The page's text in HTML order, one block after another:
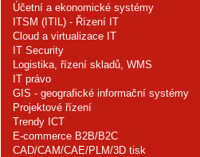
Účetní a ekonomické systémy
ITSM (ITIL) - Řízení IT
Cloud a virtualizace IT
IT Security
Logistika, řízení skladů, WMS
IT právo
GIS - geografické informační systémy
Projektové řízení
Trendy ICT
E-commerce B2B/B2C
CAD/CAM/CAE/PLM/3D tisk